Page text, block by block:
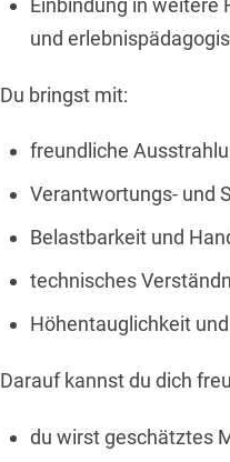
Einbindung in weitere
und
Du bringst mit:
freundliche
Verantwortungs- und
Belastbarkeit und
technisches
Höhentauglichkeit
Darauf kannst du dich
du wirst geschätztes